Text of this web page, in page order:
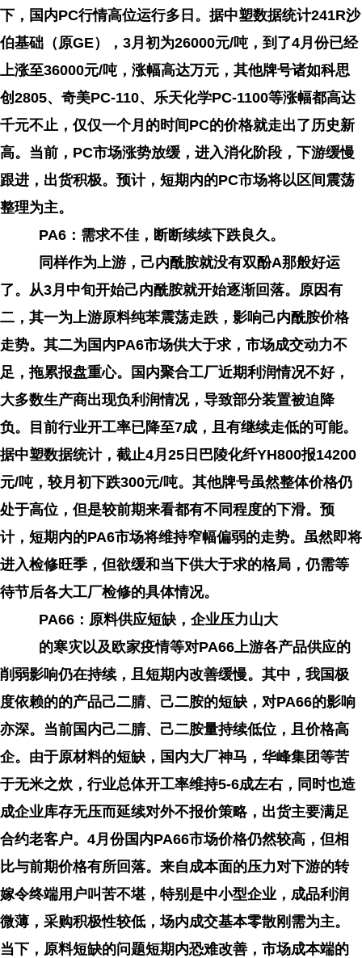
下，国内PC行情高位运行多日。据中塑数据统计241R沙
伯基础（原GE），3月初为26000元/吨，到了4月份已经
上涨至36000元/吨，涨幅高达万元，其他牌号诸如科思
创2805、奇美PC-110、乐天化学PC-1100等涨幅都高达
千元不止，仅仅一个月的时间PC的价格就走出了历史新
高。当前，PC市场涨势放缓，进入消化阶段，下游缓慢
跟进，出货积极。预计，短期内的PC市场将以区间震荡
整理为主。
PA6：需求不佳，断断续续下跌良久。
同样作为上游，己内酰胺就没有双酚A那般好运
了。从3月中旬开始己内酰胺就开始逐渐回落。原因有
二，其一为上游原料纯苯震荡走跌，影响己内酰胺价格
走势。其二为国内PA6市场供大于求，市场成交动力不
足，拖累报盘重心。国内聚合工厂近期利润情况不好，
大多数生产商出现负利润情况，导致部分装置被迫降
负。目前行业开工率已降至7成，且有继续走低的可能。
据中塑数据统计，截止4月25日巴陵化纤YH800报14200
元/吨，较月初下跌300元/吨。其他牌号虽然整体价格仍
处于高位，但是较前期来看都有不同程度的下滑。预
计，短期内的PA6市场将维持窄幅偏弱的走势。虽然即将
进入检修旺季，但欲缓和当下供大于求的格局，仍需等
待节后各大工厂检修的具体情况。
PA66：原料供应短缺，企业压力山大
的寒灾以及欧家疫情等对PA66上游各产品供应的
削弱影响仍在持续，且短期内改善缓慢。其中，我国极
度依赖的的产品己二腈、己二胺的短缺，对PA66的影响
亦深。当前国内己二腈、己二胺量持续低位，且价格高
企。由于原材料的短缺，国内大厂神马，华峰集团等苦
于无米之炊，行业总体开工率维持5-6成左右，同时也造
成企业库存无压而延续对外不报价策略，出货主要满足
合约老客户。4月份国内PA66市场价格仍然较高，但相
比与前期价格有所回落。来自成本面的压力对下游的转
嫁令终端用户叫苦不堪，特别是中小型企业，成品利润
微薄，采购积极性较低，场内成交基本零散刚需为主。
当下，原料短缺的问题短期内恐难改善，市场成本端的